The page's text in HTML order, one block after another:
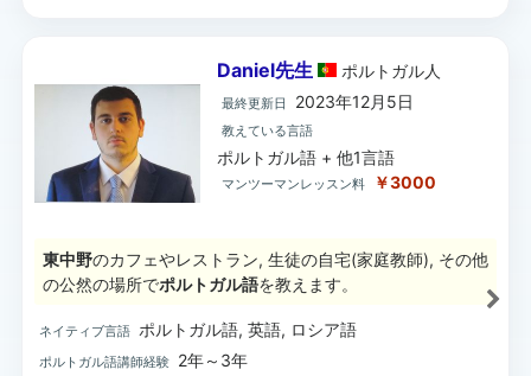
Daniel先生 ポルトガル人
最終更新日 2023年12月5日
教えている言語
ポルトガル語 + 他1言語
マンツーマンレッスン料 ￥3000
東中野のカフェやレストラン, 生徒の自宅(家庭教師), その他
の公然の場所でポルトガル語を教えます。
ネイティブ言語 ポルトガル語, 英語, ロシア語
ポルトガル語講師経験
2年～3年